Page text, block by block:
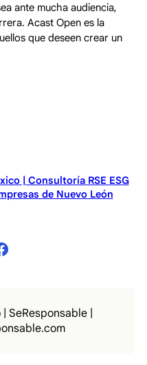
ante mucha audiencia,
Acast Open es la
que deseen crear un
| Consultoría RSE ESG
de Nuevo León
SeResponsable |